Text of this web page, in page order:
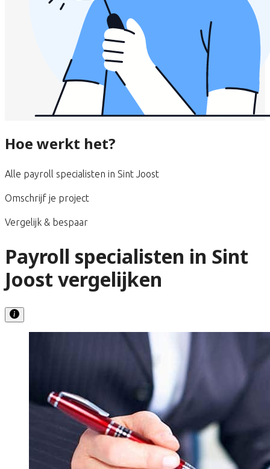
Hoe werkt het?
Alle payroll specialisten in Sint Joost
Omschrijf je project
Vergelijk & bespaar
Payroll specialisten in Sint
Joost vergelijken